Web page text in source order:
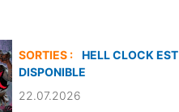
SORTIES :
HELL CLOCK EST
DISPONIBLE
22.07.2026